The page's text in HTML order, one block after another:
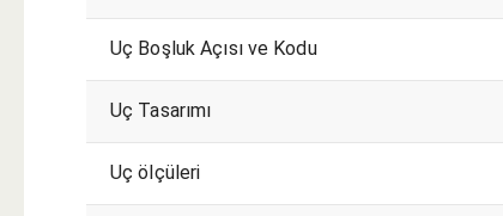
Uç Boşluk Açısı ve Kodu
Uç Tasarımı
Uç ölçüleri